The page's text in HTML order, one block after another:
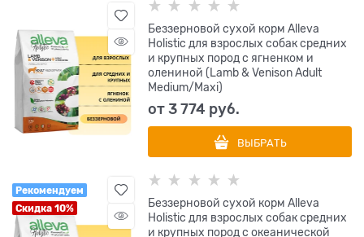
Беззерновой сухой корм Alleva
Holistic для взрослых собак средних
и крупных пород с ягненком и
олениной (Lamb & Venison Adult
Medium/Maxi)
от3 774 руб.
ВЫБРАТЬ
Рекомендуем
Скидка 10%
Беззерновой сухой корм Alleva
Holistic для взрослых собак средних
и крупных пород с океанической